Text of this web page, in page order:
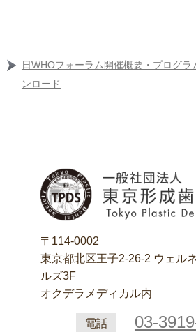
日WHOフォーラム開催概要・プログラ
ンロード
〒114-0002
東京都北区王子2‐26‐2 ウェル
ルズ3F
オクデラメディカル内
電話 03-